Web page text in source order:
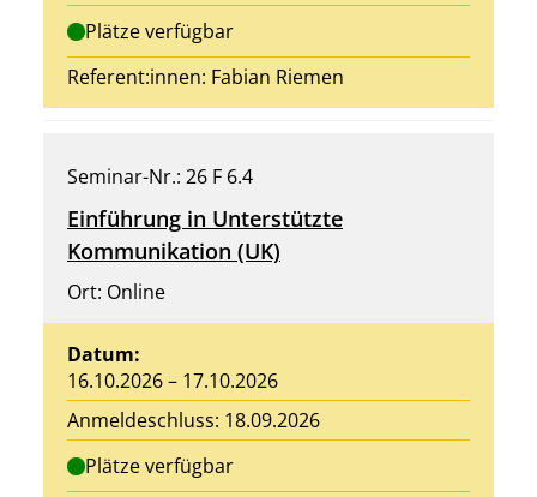
Plätze verfügbar
Referent:innen: Fabian Riemen
Seminar-Nr.: 26 F 6.4
Einführung in Unterstützte
Kommunikation (UK)
Ort: Online
Datum:
16.10.2026 – 17.10.2026
Anmeldeschluss: 18.09.2026
Plätze verfügbar